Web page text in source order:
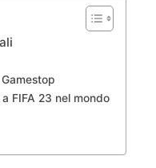
FIFA 23 nel mondo